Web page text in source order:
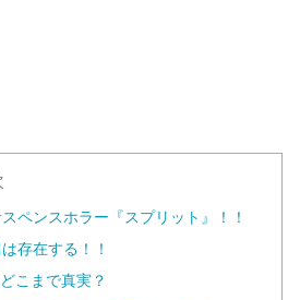
ペンスホラー『スプリット』！！
存在する！！
こまで真実？